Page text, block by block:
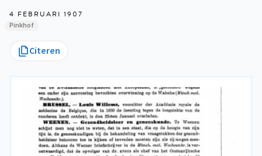
4 FEBRUARI 1907
Pinkhof
Citeren